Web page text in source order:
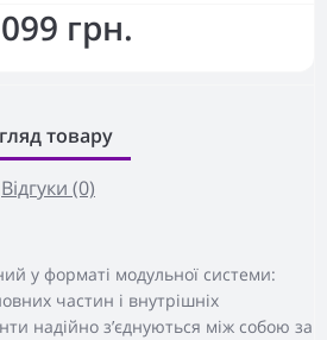
грн.
товару
Відгуки (0)
у форматі модульної системи:
частин і внутрішніх
надійно з’єднуються між собою за